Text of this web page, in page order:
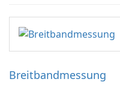
Breitbandmessung